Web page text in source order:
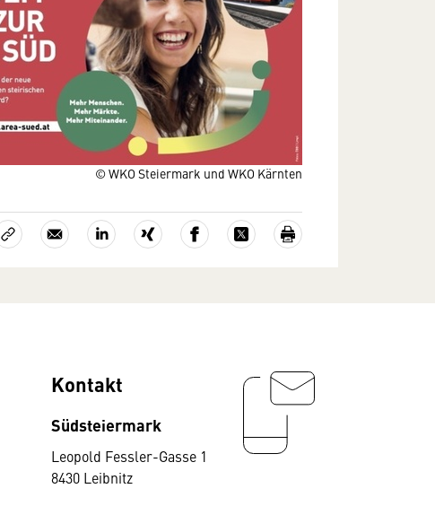
© WKO Steiermark und WKO Kärnten
Kontakt
Südsteiermark
Leopold Fessler-Gasse 1
8430 Leibnitz